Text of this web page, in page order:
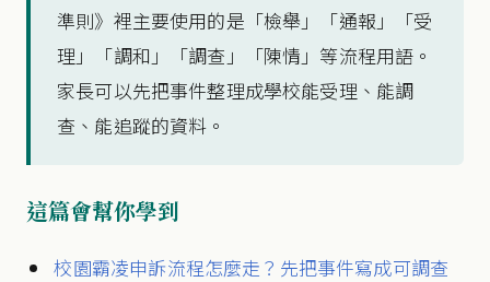
準則》裡主要使用的是「檢舉」「通報」「受
理」「調和」「調查」「陳情」等流程用語。
家長可以先把事件整理成學校能受理、能調
查、能追蹤的資料。
這篇會幫你學到
校園霸凌申訴流程怎麼走？先把事件寫成可調查